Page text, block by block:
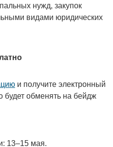
нужд, закупок
видами юридических
и получите электронный
будет обменять на бейдж
13–15 мая.